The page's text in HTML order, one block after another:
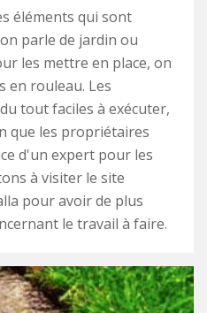
éléments qui sont
parle de jardin ou
les mettre en place, on
en rouleau. Les
tout faciles à exécuter,
que les propriétaires
d'un expert pour les
à visiter le site
pour avoir de plus
le travail à faire.